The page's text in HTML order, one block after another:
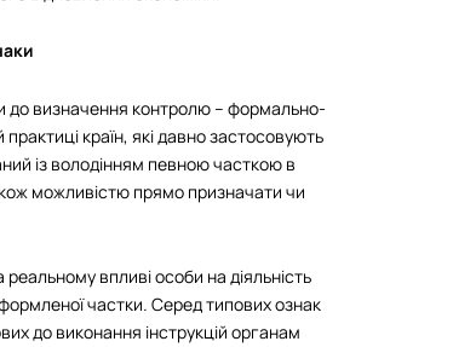
до визначення контролю – формально-
країн, які давно застосовують
із володінням певною часткою в
можливістю прямо призначати чи
впливі особи на діяльність
частки. Серед типових ознак
до виконання інструкцій органам